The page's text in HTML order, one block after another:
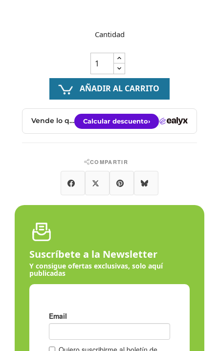
Cantidad
AÑADIR AL CARRITO
COMPARTIR
Suscríbete a la Newsletter
Y consigue ofertas exclusivas, solo aquí
publicadas